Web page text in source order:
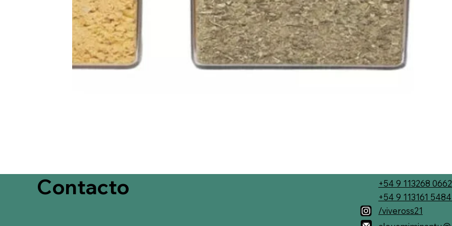
+54 9 113268 0662
+54 9 113161
/viveross21
Contacto